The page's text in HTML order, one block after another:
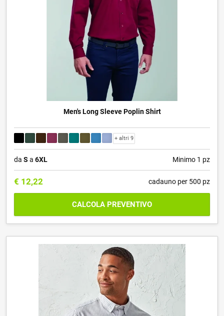
Men's Long Sleeve Poplin Shirt
+ altri 9
da S a 6XL Minimo 1 pz
€ 12,22 cadauno per 500 pz
CALCOLA PREVENTIVO